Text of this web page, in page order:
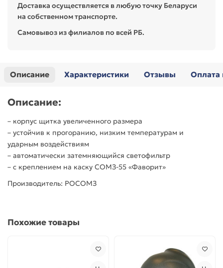
Доставка осуществляется в любую точку Беларуси
на собственном транспорте.
Самовывоз из филиалов по всей РБ.
Описание Характеристики Отзывы Оплата
Описание:
– корпус щитка увеличенного размера
– устойчив к прогоранию, низким температурам и
ударным воздействиям
– автоматически затемняющийся светофильтр
– с креплением на каску СОМЗ-55 «Фаворит»
Производитель: РОСОМЗ
Похожие товары